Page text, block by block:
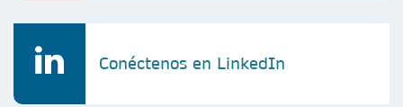
Conéctenos en LinkedIn